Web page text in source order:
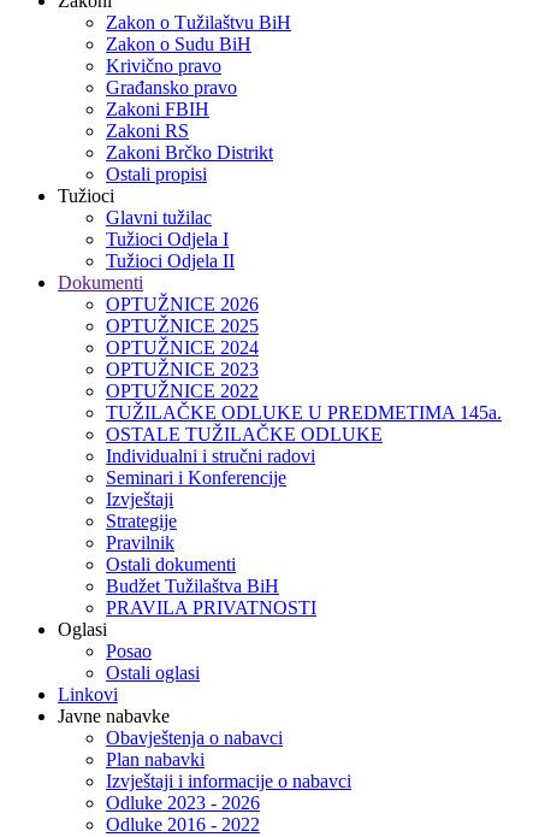
Zakon o Тužilaštvu BiH
Zakon o Sudu BiH
Krivično pravo
Građansko pravo
Zakoni FBIH
Zakoni RS
Zakoni Brčko Distrikt
Ostali propisi
Tužioci
Glavni tužilac
Tužioci Odjela I
Tužioci Odjela II
Dokumenti
OPTUŽNICE 2026
OPTUŽNICE 2025
OPTUŽNICE 2024
OPTUŽNICE 2023
OPTUŽNICE 2022
TUŽILAČKE ODLUKE U PREDMETIMA 145a.
OSTALE TUŽILAČKE ODLUKE
Individualni i stručni radovi
Seminari i Konferencije
Izvještaji
Strategije
Pravilnik
Ostali dokumenti
Budžet Tužilaštva BiH
PRAVILA PRIVATNOSTI
Oglasi
Posao
Ostali oglasi
Linkovi
Javne nabavke
Obavještenja o nabavci
Plan nabavki
Izvještaji i informacije o nabavci
Odluke 2023 - 2026
Odluke 2016 - 2022